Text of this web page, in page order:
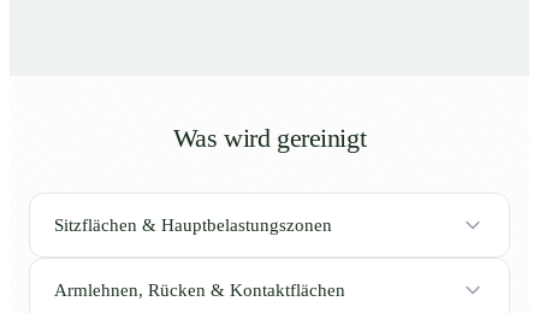
Was wird gereinigt
Sitzflächen & Hauptbelastungszonen
Armlehnen, Rücken & Kontaktflächen